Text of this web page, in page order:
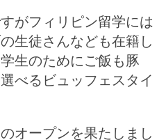
がフィリピン留学には
生徒さんなども在籍し
生のためにご飯も豚
べるビュッフェスタイ
オープンを果たしまし